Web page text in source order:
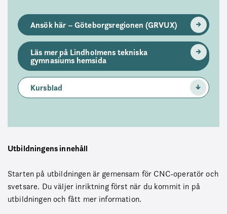
Ansök här – Göteborgsregionen (GRVUX)
Läs mer på Lindholmens tekniska
gymnasiums hemsida
Kursblad
Utbildningens innehåll
Starten på utbildningen är gemensam för CNC-operatör och
svetsare. Du väljer inriktning först när du kommit in på
utbildningen och fått mer information.